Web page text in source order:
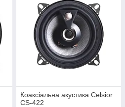
Коаксіальна акустика Celsior
CS-422